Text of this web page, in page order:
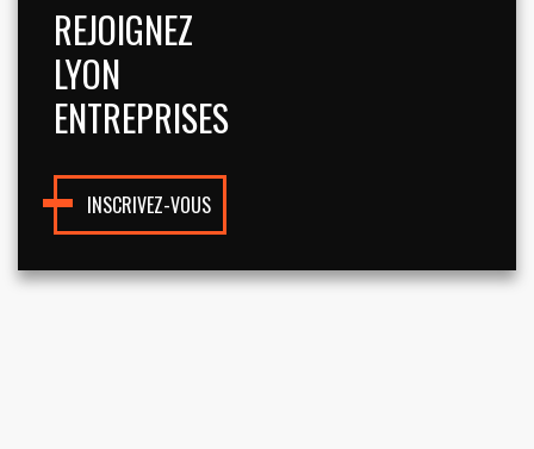
REJOIGNEZ
LYON
ENTREPRISES
INSCRIVEZ-VOUS